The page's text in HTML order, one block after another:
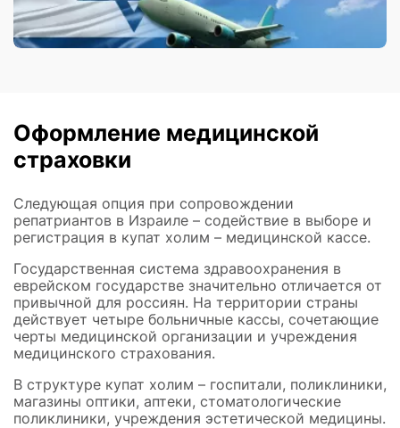
Оформление медицинской
страховки
Следующая опция при сопровождении
репатриантов в Израиле – содействие в выборе и
регистрация в купат холим – медицинской кассе.
Государственная система здравоохранения в
еврейском государстве значительно отличается от
привычной для россиян. На территории страны
действует четыре больничные кассы, сочетающие
черты медицинской организации и учреждения
медицинского страхования.
В структуре купат холим – госпитали, поликлиники,
магазины оптики, аптеки, стоматологические
поликлиники, учреждения эстетической медицины.